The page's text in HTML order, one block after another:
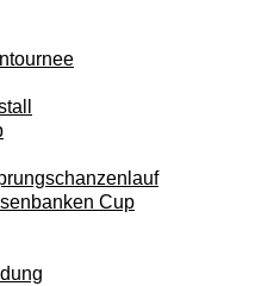
Cup